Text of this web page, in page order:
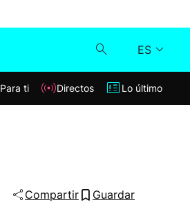
ES
Klisk
Para ti Directos Lo último
Compartir Guardar